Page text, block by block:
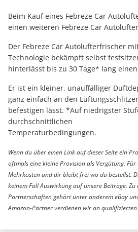
Beim Kauf eines Febreze Car
einen weiteren Febreze Car
Der Febreze Car Autolufterfrischer
Technologie bekämpft selbst
hinterlässt bis zu 30 Tage* lang
Er ist ein kleiner, unauffälliger
ganz einfach an den
befestigen lässt. *Auf niedrigster
durchschnittlichen
Temperaturbedingungen.
Wenn du über einen Link auf dieser Seite ein
oftmals eine kleine Provision als Vergütung.
Mehrkosten und dir bleibt frei wo du bestellst.
keinem Fall Auswirkung auf unsere Beiträge.
Partnerschaften gehört unter anderem eBay
Amazon-Partner verdienen wir an qualifizierten